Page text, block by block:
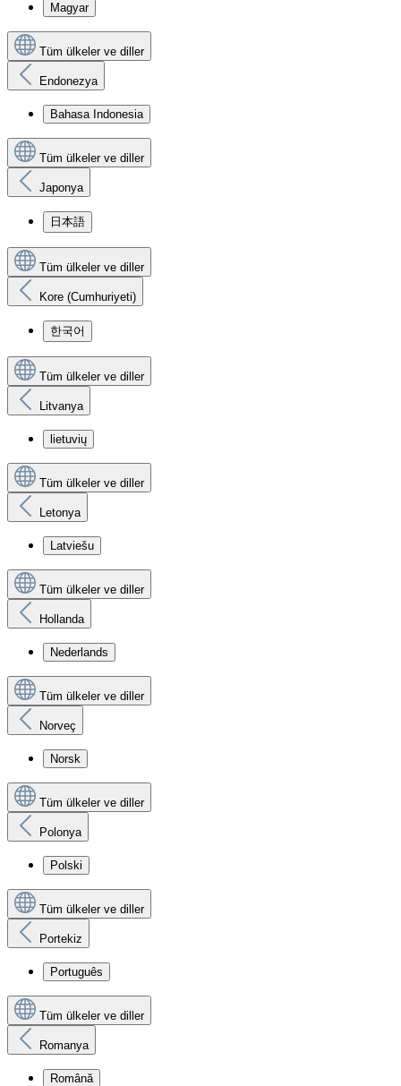
Magyar
Tüm ülkeler ve diller
Endonezya
Bahasa Indonesia
Tüm ülkeler ve diller
Japonya
日本語
Tüm ülkeler ve diller
Kore (Cumhuriyeti)
한국어
Tüm ülkeler ve diller
Litvanya
lietuvių
Tüm ülkeler ve diller
Letonya
Latviešu
Tüm ülkeler ve diller
Hollanda
Nederlands
Tüm ülkeler ve diller
Norveç
Norsk
Tüm ülkeler ve diller
Polonya
Polski
Tüm ülkeler ve diller
Portekiz
Português
Tüm ülkeler ve diller
Romanya
Română